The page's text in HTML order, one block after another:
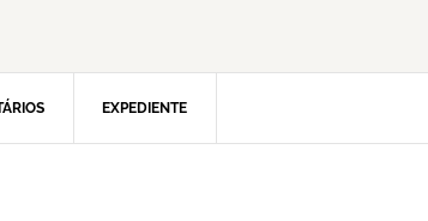
EXPEDIENTE